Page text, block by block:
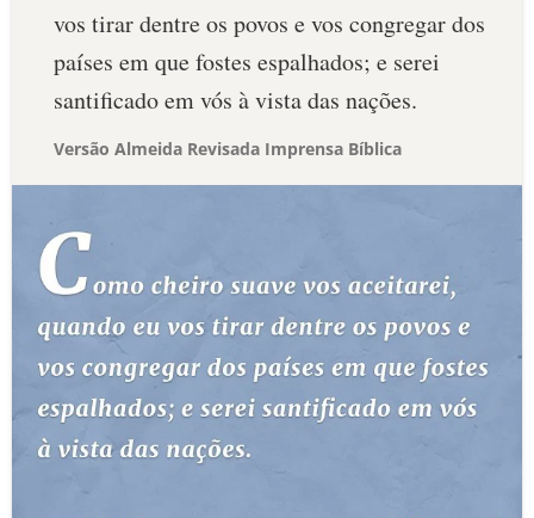
vos tirar dentre os povos e vos congregar dos
países em que fostes espalhados; e serei
santificado em vós à vista das nações.
Versão Almeida Revisada Imprensa Bíblica